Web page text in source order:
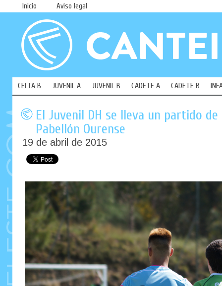
Inicio Aviso legal
CELTA B JUVENIL A JUVENIL B CADETE A CADETE B
El Juvenil DH se lleva un partido
Pabellón Ourense
19 de abril de 2015